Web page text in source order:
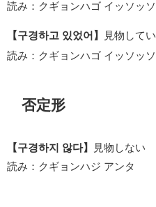
読み：クギョンハゴ イッソッソ
【구경하고 있었어】 見物して
読み：クギョンハゴ イッソッソ
否定形
【구경하지 않다】
見物しない
読み：クギョンハジ アンタ